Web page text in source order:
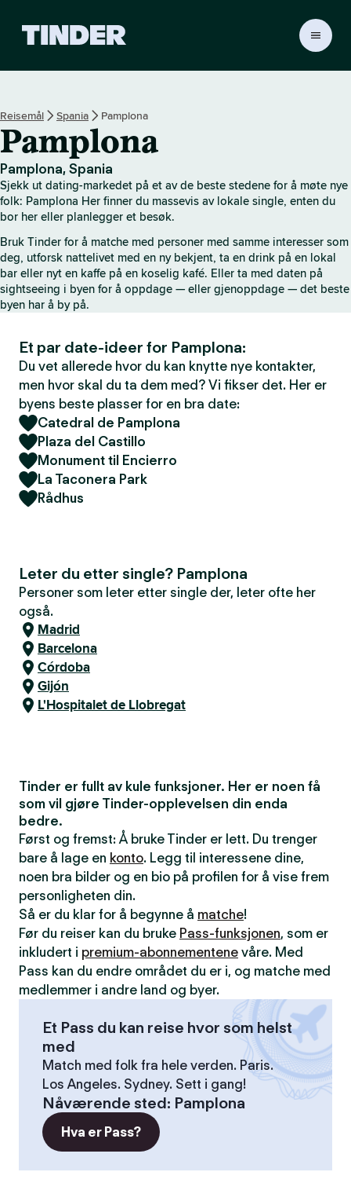
r
s
h
e
m
m
s
i
d
e
Reisemål Spania Pamplona
Pamplona
Pamplona, Spania
Sjekk ut dating-markedet på et av de beste stedene for å møte nye
folk: Pamplona Her finner du massevis av lokale single, enten du
bor her eller planlegger et besøk.
Bruk Tinder for å matche med personer med samme interesser som
deg, utforsk nattelivet med en ny bekjent, ta en drink på en lokal
bar eller nyt en kaffe på en koselig kafé. Eller ta med daten på
sightseeing i byen for å oppdage — eller gjenoppdage — det beste
byen har å by på.
Et par date-ideer for Pamplona:
Du vet allerede hvor du kan knytte nye kontakter,
men hvor skal du ta dem med? Vi fikser det. Her er
byens beste plasser for en bra date:
Catedral de Pamplona
Plaza del Castillo
Monument til Encierro
La Taconera Park
Rådhus
Leter du etter single? Pamplona
Personer som leter etter single der, leter ofte her
også.
Madrid
Barcelona
Córdoba
Gijón
L'Hospitalet de Llobregat
Tinder er fullt av kule funksjoner. Her er noen få
som vil gjøre Tinder-opplevelsen din enda
bedre.
Først og fremst: Å bruke Tinder er lett. Du trenger
bare å lage en konto. Legg til interessene dine,
noen bra bilder og en bio på profilen for å vise frem
personligheten din.
Så er du klar for å begynne å matche!
Før du reiser kan du bruke Pass-funksjonen, som er
inkludert i premium-abonnementene våre. Med
Pass kan du endre området du er i, og matche med
medlemmer i andre land og byer.
Et Pass du kan reise hvor som helst
med
Match med folk fra hele verden. Paris.
Los Angeles. Sydney. Sett i gang!
Nåværende sted: Pamplona
Hva er Pass?